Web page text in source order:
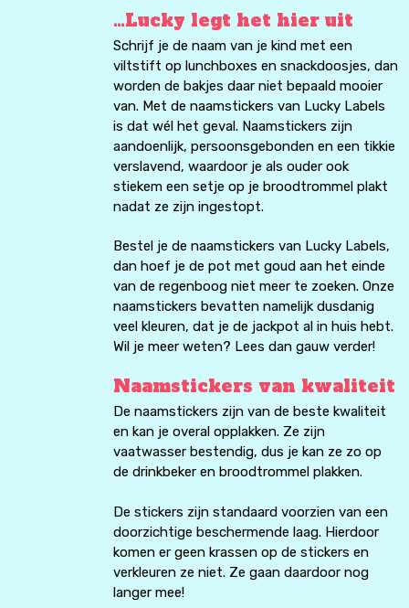
…Lucky legt het hier uit
Schrijf je de naam van je kind met een
viltstift op lunchboxes en snackdoosjes, dan
worden de bakjes daar niet bepaald mooier
van. Met de naamstickers van Lucky Labels
is dat wél het geval. Naamstickers zijn
aandoenlijk, persoonsgebonden en een tikkie
verslavend, waardoor je als ouder ook
stiekem een setje op je broodtrommel plakt
nadat ze zijn ingestopt.
Bestel je de naamstickers van Lucky Labels,
dan hoef je de pot met goud aan het einde
van de regenboog niet meer te zoeken. Onze
naamstickers bevatten namelijk dusdanig
veel kleuren, dat je de jackpot al in huis hebt.
Wil je meer weten? Lees dan gauw verder!
Naamstickers van kwaliteit
De naamstickers zijn van de beste kwaliteit
en kan je overal opplakken. Ze zijn
vaatwasser bestendig, dus je kan ze zo op
de drinkbeker en broodtrommel plakken.
De stickers zijn standaard voorzien van een
doorzichtige beschermende laag. Hierdoor
komen er geen krassen op de stickers en
verkleuren ze niet. Ze gaan daardoor nog
langer mee!